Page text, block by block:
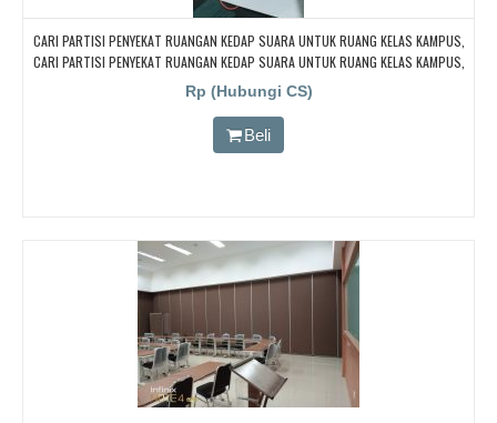
CARI PARTISI PENYEKAT RUANGAN KEDAP SUARA UNTUK RUANG KELAS KAMPUS,
CARI PARTISI PENYEKAT RUANGAN KEDAP SUARA UNTUK RUANG KELAS KAMPUS,
CARI PARTISI PENYEKAT RUANGAN KEDAP SUARA UNTUK RUANG KELAS KAMPUS,
CARI PARTISI PENYEKAT RUANGAN KEDAP SUARA UNTUK RUANG KELAS KAMPUS,
CARI PARTISI PENYEKAT RUANGAN KEDAP SUARA UNTUK RUANG KELAS KAMPUS
Rp (Hubungi CS)
Beli